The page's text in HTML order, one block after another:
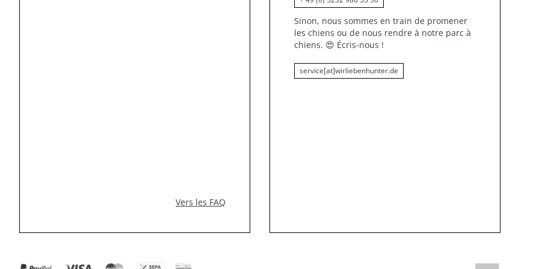
Vers les FAQ
Sinon, nous sommes en train de promener
les chiens ou de nous rendre à notre parc à
chiens. 😍 Écris-nous !
service[at]wirliebenhunter.de